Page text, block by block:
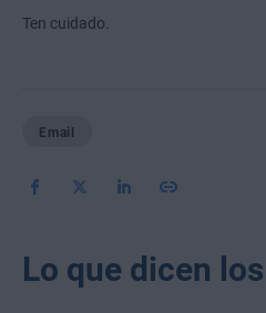
Ten cuidado.
Email
Lo que dicen